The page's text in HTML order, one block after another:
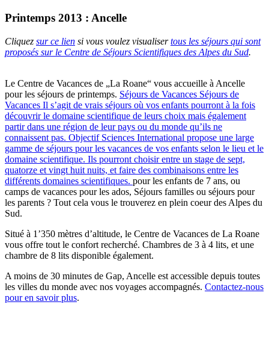
Printemps 2013 : Ancelle
Cliquez sur ce lien si vous voulez visualisertous les séjours qui sont
proposés sur le Centre de Séjours Scientifiques des Alpes du Sud.
Le Centre de Vacances de „La Roane“ vous accueille à Ancelle
pour les séjours de printemps. Séjours de Vacances Séjours de
Vacances Il s’agit de vrais séjours où vos enfants pourront à la fois
découvrir le domaine scientifique de leurs choix mais également
partir dans une région de leur pays ou du monde qu’ils ne
connaissent pas. Objectif Sciences International propose une large
gamme de séjours pour les vacances de vos enfants selon le lieu et le
domaine scientifique. Ils pourront choisir entre un stage de sept,
quatorze et vingt huit nuits, et faire des combinaisons entre les
différents domaines scientifiques. pour les enfants de 7 ans, ou
camps de vacances pour les ados, Séjours familles ou séjours pour
les parents ? Tout cela vous le trouverez en plein coeur des Alpes du
Sud.
Situé à 1’350 mètres d’altitude, le Centre de Vacances de La Roane
vous offre tout le confort recherché. Chambres de 3 à 4 lits, et une
chambre de 8 lits disponible également.
A moins de 30 minutes de Gap, Ancelle est accessible depuis toutes
les villes du monde avec nos voyages accompagnés. Contactez-nous
pour en savoir plus.